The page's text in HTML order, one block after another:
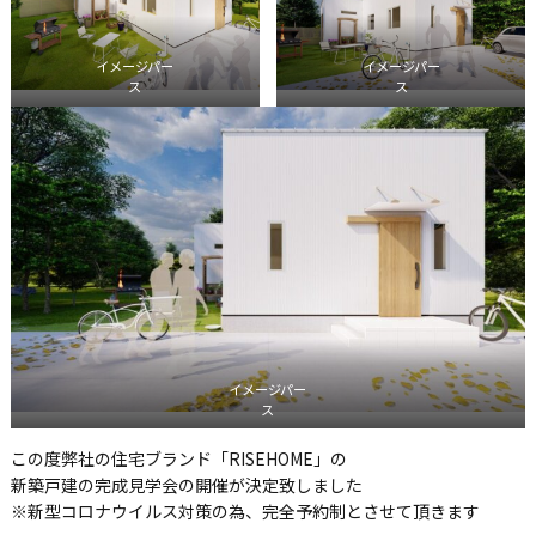
イメージパー
ス
イメージパー
ス
イメージパー
ス
この度弊社の住宅ブランド「RISEHOME」の
新築戸建の完成見学会の開催が決定致しました
※新型コロナウイルス対策の為、完全予約制とさせて頂きます